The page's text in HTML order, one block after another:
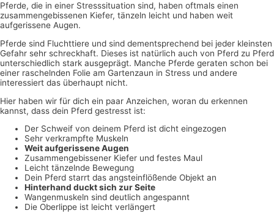
Pferde, die in einer Stresssituation sind, haben oftmals einen
zusammengebissenen Kiefer, tänzeln leicht und haben weit
aufgerissene Augen.
Pferde sind Fluchttiere und sind dementsprechend bei jeder kleinsten
Gefahr sehr schreckhaft. Dieses ist natürlich auch von Pferd zu Pferd
unterschiedlich stark ausgeprägt. Manche Pferde geraten schon bei
einer raschelnden Folie am Gartenzaun in Stress und andere
interessiert das überhaupt nicht.
Hier haben wir für dich ein paar Anzeichen, woran du erkennen
kannst, dass dein Pferd gestresst ist:
Der Schweif von deinem Pferd ist dicht eingezogen
Sehr verkrampfte Muskeln
Weit aufgerissene Augen
Zusammengebissener Kiefer und festes Maul
Leicht tänzelnde Bewegung
Dein Pferd starrt das angsteinflößende Objekt an
Hinterhand duckt sich zur Seite
Wangenmuskeln sind deutlich angespannt
Die Oberlippe ist leicht verlängert